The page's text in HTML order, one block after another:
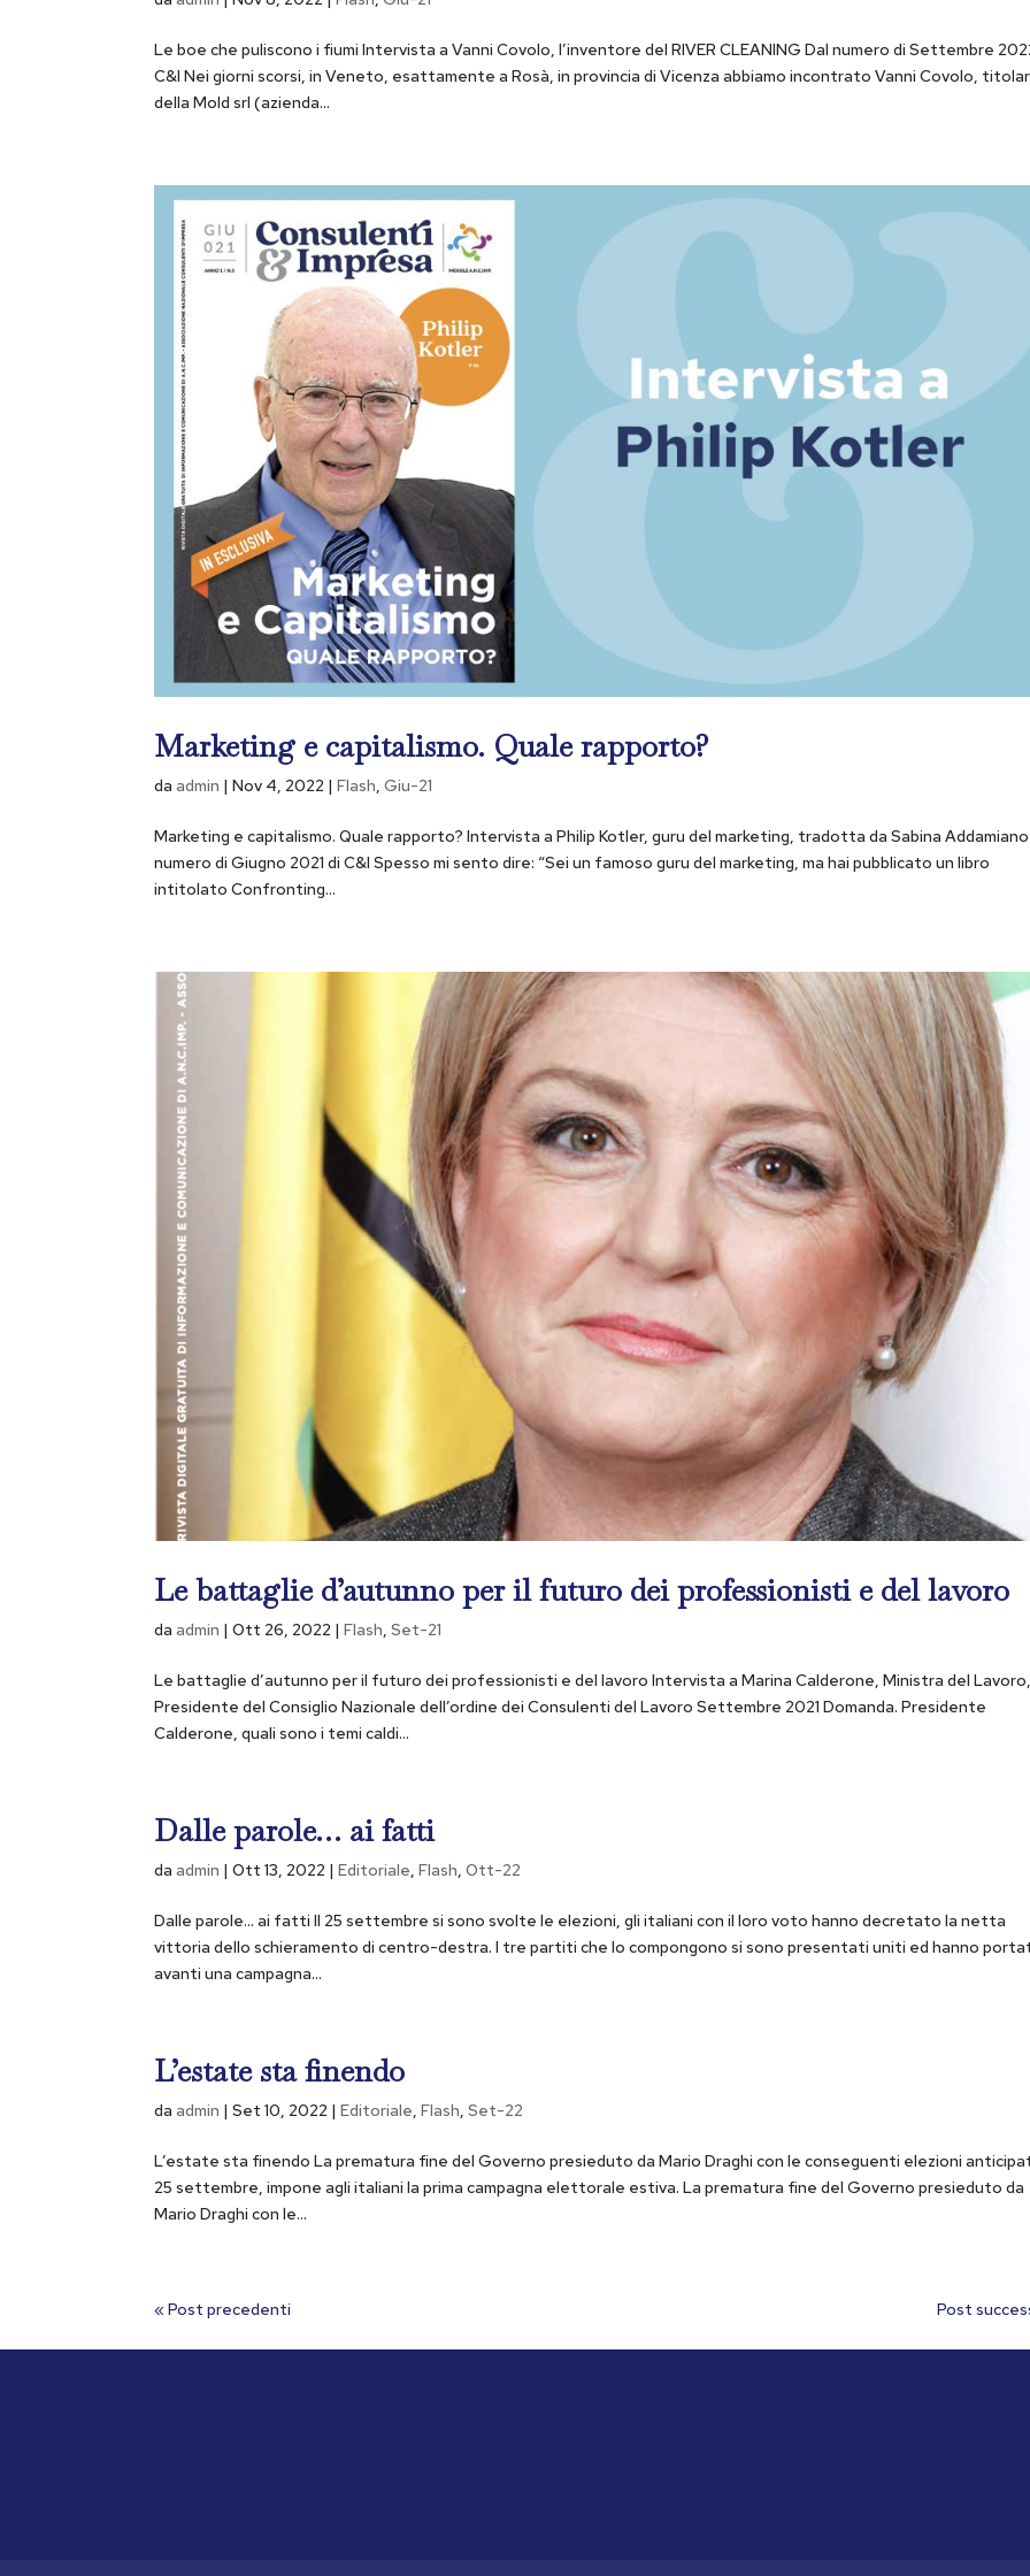
Le boe che puliscono i fiumi Intervista a Vanni Covolo, l’inventore del RIVER CLEANING Dal numero di Settembre
C&I Nei giorni scorsi, in Veneto, esattamente a Rosà, in provincia di Vicenza abbiamo incontrato Vanni Covolo,
della Mold srl (azienda...
Marketing e capitalismo. Quale rapporto?
da admin |Nov 4, 2022 |Flash,Giu-21
Marketing e capitalismo. Quale rapporto? Intervista a Philip Kotler, guru del marketing, tradotta da Sabina
numero di Giugno 2021 di C&I Spesso mi sento dire: “Sei un famoso guru del marketing, ma hai pubblicato un libro
intitolato Confronting...
Le battaglie d’autunno per il futuro dei professionisti e del lavoro
da admin |Ott 26, 2022 |Flash,Set-21
Le battaglie d’autunno per il futuro dei professionisti e del lavoro Intervista a Marina Calderone, Ministra del
Presidente del Consiglio Nazionale dell’ordine dei Consulenti del Lavoro Settembre 2021 Domanda. Presidente
Calderone, quali sono i temi caldi...
Dalle parole… ai fatti
da admin |Ott 13, 2022 |Editoriale,Flash,Ott-22
Dalle parole… ai fatti Il 25 settembre si sono svolte le elezioni, gli italiani con il loro voto hanno decretato la netta
vittoria dello schieramento di centro-destra. I tre partiti che lo compongono si sono presentati uniti ed hanno
avanti una campagna...
L’estate sta finendo
da admin |Set 10, 2022 |Editoriale,Flash,Set-22
L’estate sta finendo La prematura fine del Governo presieduto da Mario Draghi con le conseguenti elezioni
25 settembre, impone agli italiani la prima campagna elettorale estiva. La prematura fine del Governo presieduto da
Mario Draghi con le...
« Post precedenti Post